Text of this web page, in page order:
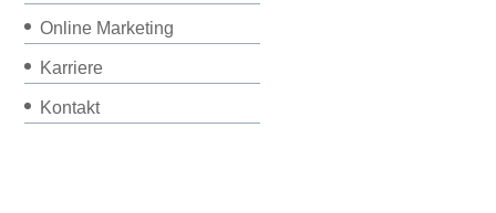
Online Marketing
Karriere
Kontakt